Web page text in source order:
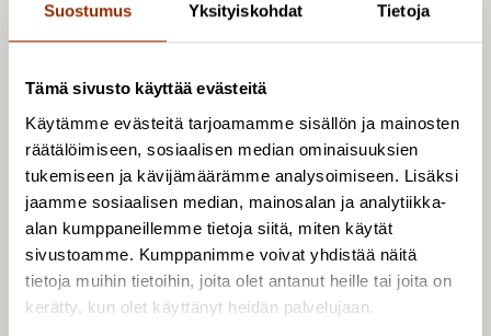
Suostumus Yksityiskohdat Tietoja
Tämä sivusto käyttää evästeitä
Käytämme evästeitä tarjoamamme sisällön ja mainosten
räätälöimiseen, sosiaalisen median ominaisuuksien
tukemiseen ja kävijämäärämme analysoimiseen. Lisäksi
jaamme sosiaalisen median, mainosalan ja analytiikka-
alan kumppaneillemme tietoja siitä, miten käytät
sivustoamme. Kumppanimme voivat yhdistää näitä
tietoja muihin tietoihin, joita olet antanut heille tai joita on
kerätty, kun olet käyttänyt heidän palvelujaan.
Poiminnat uutishuoneesta
Uutishuone